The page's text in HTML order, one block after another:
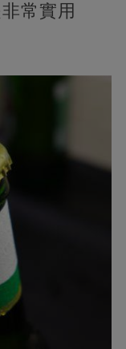
常實用